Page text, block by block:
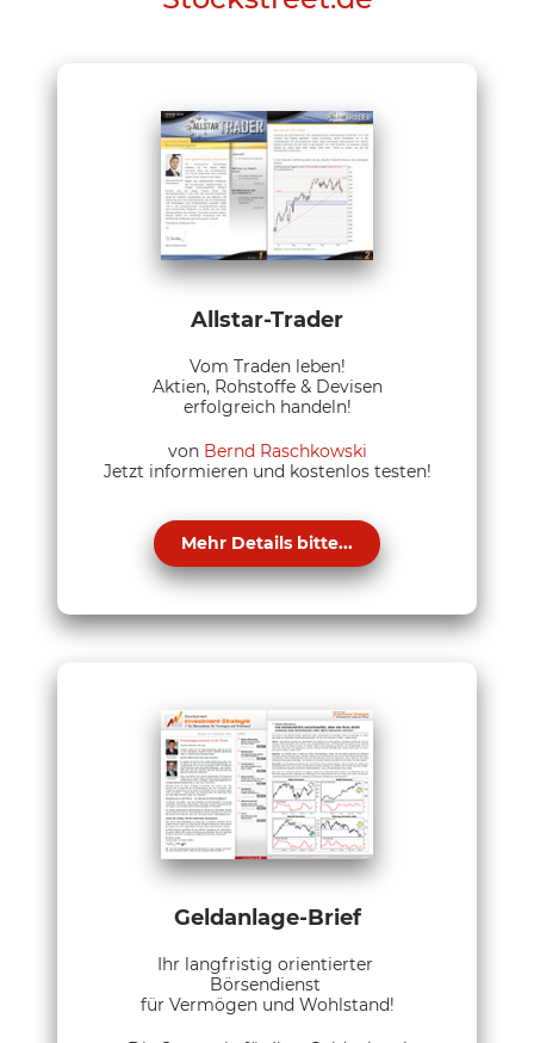
Allstar-Trader
Vom Traden leben!
Aktien, Rohstoffe & Devisen
erfolgreich handeln!
von Bernd Raschkowski
Jetzt informieren und kostenlos testen!
Mehr Details bitte...
Geldanlage-Brief
Ihr langfristig orientierter
Börsendienst
für Vermögen und Wohlstand!